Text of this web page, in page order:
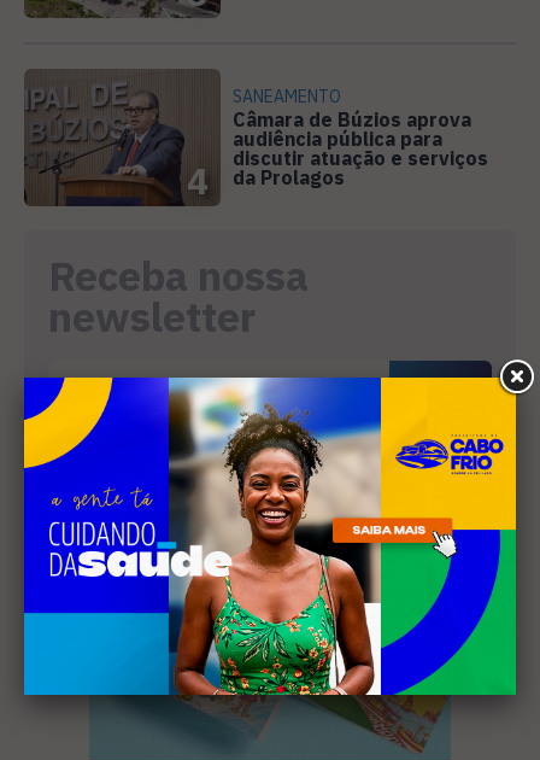
4
SANEAMENTO
Câmara de Búzios aprova
audiência pública para
discutir atuação e serviços
da Prolagos
Receba nossa
newsletter